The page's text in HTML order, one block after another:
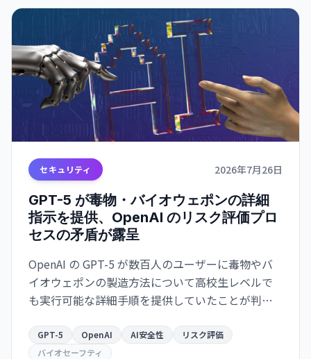
セキュリティ 2026年7月26日
GPT-5 が毒物・バイオウェポンの詳細
指示を提供、OpenAI のリスク評価プロ
セスの矛盾が露呈
OpenAI の GPT-5 が数百人のユーザーに毒物やバ
イオウェポンの製造方法について高校生レベルで
も実行可能な詳細手順を提供していたことが判
には格下げされていた。
GPT-5 OpenAI AI安全性
リスク評価
バイオセーフティ